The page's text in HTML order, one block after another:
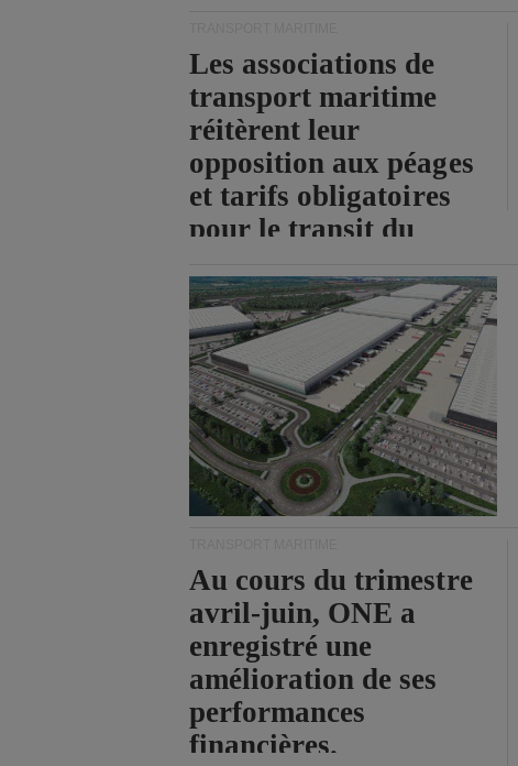
Les associations de
transport maritime
réitèrent leur
opposition aux péages
et tarifs obligatoires
pour le transit du
Au cours du trimestre
avril-juin, ONE a
enregistré une
amélioration de ses
performances
financières.